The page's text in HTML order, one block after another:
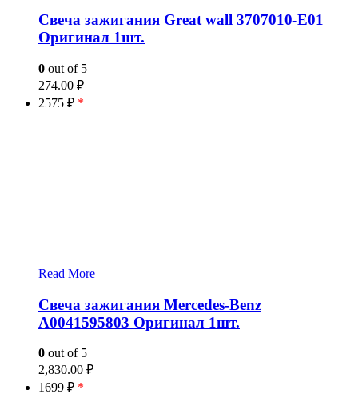
Свеча зажигания Great wall 3707010-E01
Оригинал 1шт.
0 out of 5
274.00 ₽
2575 ₽ *
Read More
Свеча зажигания Mercedes-Benz
A0041595803 Оригинал 1шт.
0 out of 5
2,830.00 ₽
1699 ₽ *